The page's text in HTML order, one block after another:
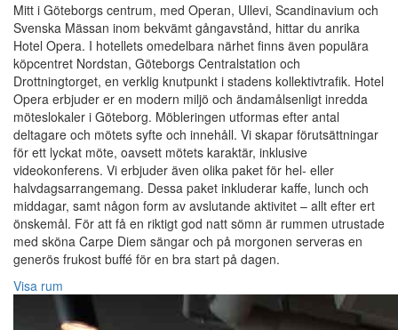
Mitt i Göteborgs centrum, med Operan, Ullevi, Scandinavium och
Svenska Mässan inom bekvämt gångavstånd, hittar du anrika
Hotel Opera. I hotellets omedelbara närhet finns även populära
köpcentret Nordstan, Göteborgs Centralstation och
Drottningtorget, en verklig knutpunkt i stadens kollektivtrafik. Hotel
Opera erbjuder er en modern miljö och ändamålsenligt inredda
möteslokaler i Göteborg. Möbleringen utformas efter antal
deltagare och mötets syfte och innehåll. Vi skapar förutsättningar
för ett lyckat möte, oavsett mötets karaktär, inklusive
videokonferens. Vi erbjuder även olika paket för hel- eller
halvdagsarrangemang. Dessa paket inkluderar kaffe, lunch och
middagar, samt någon form av avslutande aktivitet – allt efter ert
önskemål. För att få en riktigt god natt sömn är rummen utrustade
med sköna Carpe Diem sängar och på morgonen serveras en
generös frukost buffé för en bra start på dagen.
Visa rum